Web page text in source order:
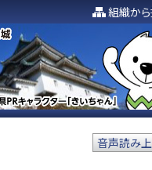
組織か
音声読み